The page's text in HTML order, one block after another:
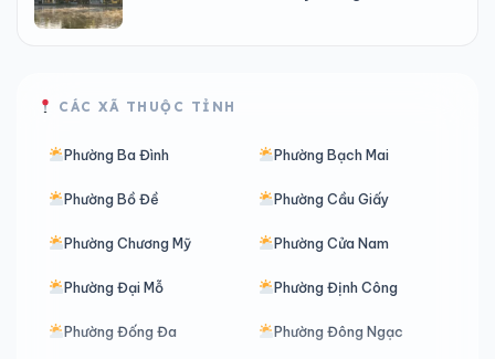
CÁC XÃ THUỘC TỈNH
Phường Ba Đình Phường Bạch Mai
Phường Bồ Đề Phường Cầu Giấy
Phường Chương Mỹ Phường Cửa Nam
Phường Đại Mỗ Phường Định Công
Phường Đống Đa Phường Đông Ngạc